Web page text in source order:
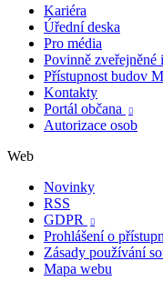
Kariéra
Úřední deska
Pro média
Povinně zveřejněné
Přístupnost budov
Kontakty
Portál občana

Autorizace osob
Web
Novinky
RSS
GDPR

Prohlášení o
Zásady používání
Mapa webu